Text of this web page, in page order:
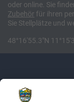
oder online. Sie
Zubehör für ihren
Sie Stellplätze und
48°16'55.3"N
Newsletter: